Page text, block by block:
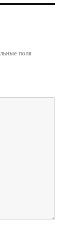
поля